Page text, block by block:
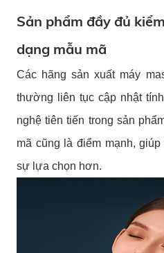
Sản phẩm đầy đủ
dạng mẫu mã
Các hãng sản xuất máy
thường liên tục cập nhật
nghệ tiên tiến trong sản
mã cũng là điểm mạnh,
sự lựa chọn hơn.